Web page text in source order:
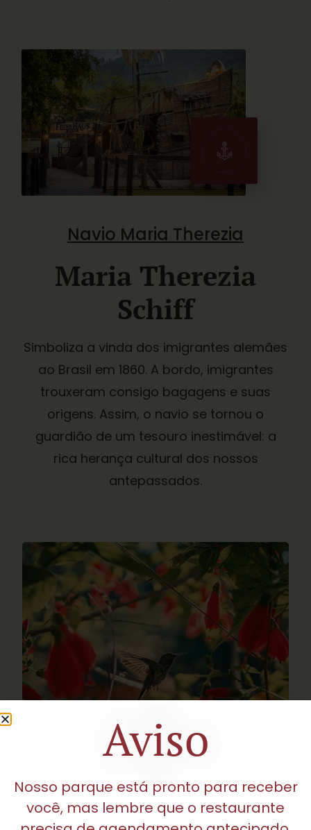
Navio Maria Therezia
Maria Therezia
Schiff
Simboliza a vinda dos imigrantes alemães
ao Brasil em 1860. A bordo, imigrantes
trouxeram consigo bagagens e suas
origens. Assim, o navio se tornou o
guardião de um tesouro inestimável: a
rica herança cultural dos nossos
antepassados.
Aviso
Nosso parque está pronto para receber
você, mas lembre que o restaurante